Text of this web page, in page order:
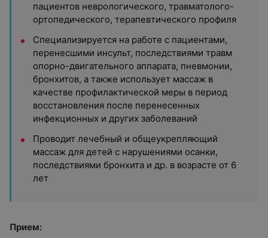
пациентов неврологического, травматолого-
ортопедического, терапевтического профиля
Специализируется на работе с пациентами,
перенесшими инсульт, последствиями травм
опорно-двигательного аппарата, пневмонии,
бронхитов, а также использует массаж в
качестве профилактической меры в период
восстановления после перенесенных
инфекционных и других заболеваний
Проводит лечебный и общеукрепляющий
массаж для детей с нарушениями осанки,
последствиями бронхита и др. в возрасте от 6
лет
Прием: